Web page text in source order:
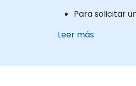
Para solicitar
Leer más